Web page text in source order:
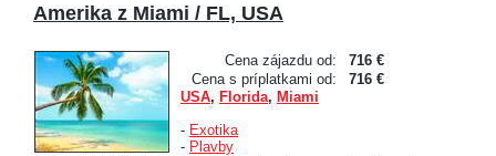
Amerika z Miami / FL, USA
Cena zájazdu od:
716 €
Cena s príplatkami od:
716 €
USA, Florida, Miami
- Exotika
- Plavby